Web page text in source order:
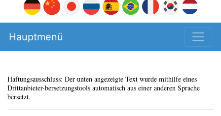
Hauptmenü
Haftungsausschluss: Der unten angezeigte Text wurde mithilfe eines
Drittanbieter-bersetzungstools automatisch aus einer anderen Sprache
bersetzt.